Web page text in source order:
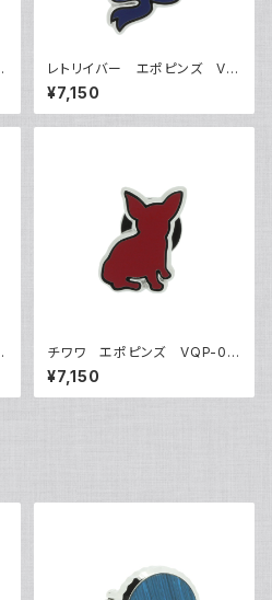
レトリイバー エポピンズ VQ
P-0505
¥7,150
チワワ エポピンズ VQP-05
07
¥7,150